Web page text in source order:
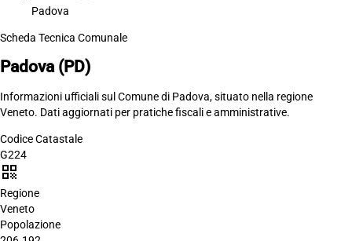
Padova
Scheda Tecnica Comunale
Padova (PD)
Informazioni ufficiali sul Comune di Padova, situato nella regione
Veneto. Dati aggiornati per pratiche fiscali e amministrative.
Codice Catastale
G224
qr_code
Regione
Veneto
Popolazione